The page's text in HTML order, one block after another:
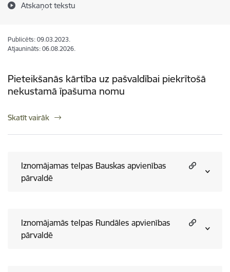
Atskaņot tekstu
Publicēts: 09.03.2023.
Atjaunināts: 06.08.2026.
Pieteikšanās kārtība uz pašvaldībai piekrītošā
nekustamā īpašuma nomu
Skatīt vairāk
Iznomājamas telpas Bauskas apvienības
pārvaldē
Iznomājamās telpas Rundāles apvienības
pārvaldē